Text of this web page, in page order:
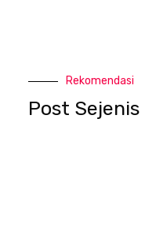
Rekomendasi
Post Sejenis